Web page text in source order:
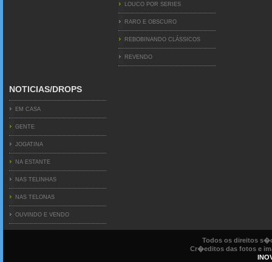
LOUCO POR SERIES
RARO E OBSCURO
REBOBINANDO CLÁSSICOS
REVENDO
NOTICIAS/DROPS
EM CASA
GENTE
JOGATINA
NA ESTANTE
NAS TELINHAS
NAS TELONAS
OUVINDO E VENDO
Todos os direitos
Cr�editos das fotos e